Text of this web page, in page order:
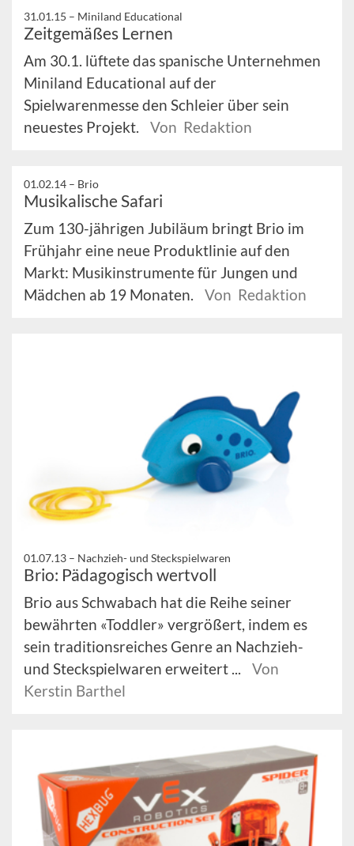
31.01.15 – Miniland Educational
Zeitgemäßes Lernen
Am 30.1. lüftete das spanische Unternehmen
Miniland Educational auf der
Spielwarenmesse den Schleier über sein
neuestes Projekt.
Von Redaktion
01.02.14 – Brio
Musikalische Safari
Zum 130-jährigen Jubiläum bringt Brio im
Frühjahr eine neue Produktlinie auf den
Markt: Musikinstrumente für Jungen und
Mädchen ab 19 Monaten.
Von Redaktion
01.07.13 – Nachzieh- und Steckspielwaren
Brio: Pädagogisch wertvoll
Brio aus Schwabach hat die Reihe seiner
bewährten «Toddler» vergrößert, indem es
sein traditionsreiches Genre an Nachzieh-
und Steckspielwaren erweitert ...
Von
Kerstin Barthel